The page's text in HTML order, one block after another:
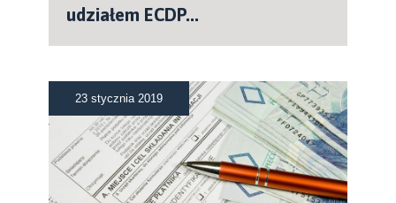
udziałem ECDP...
23 stycznia 2019